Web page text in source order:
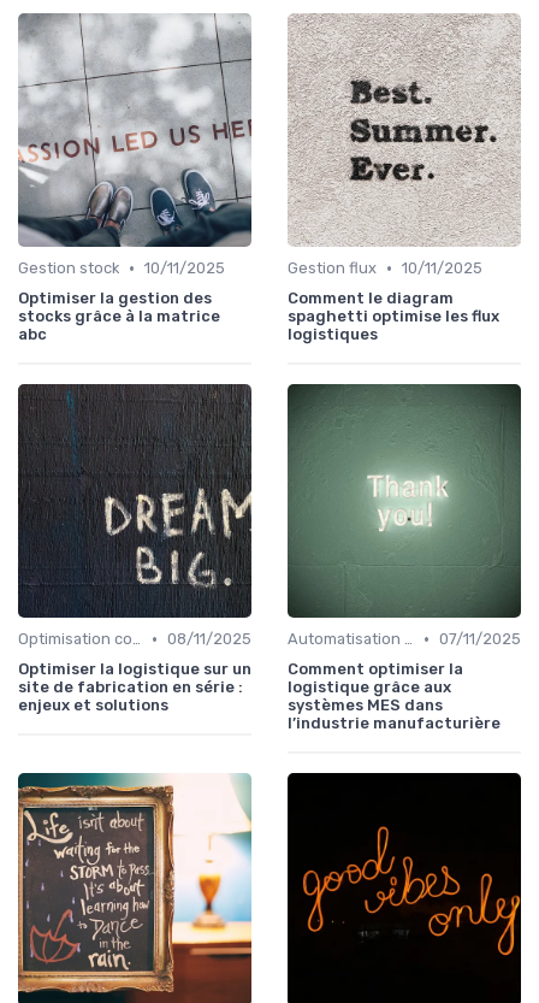
Gestion stock • 10/11/2025
Optimiser la gestion des
stocks grâce à la matrice
abc
Gestion flux • 10/11/2025
Comment le diagram
spaghetti optimise les flux
logistiques
Optimisation coûts • 08/11/2025
Optimiser la logistique sur un
site de fabrication en série :
enjeux et solutions
Automatisation processus • 07/11/2025
Comment optimiser la
logistique grâce aux
systèmes MES dans
l’industrie manufacturière